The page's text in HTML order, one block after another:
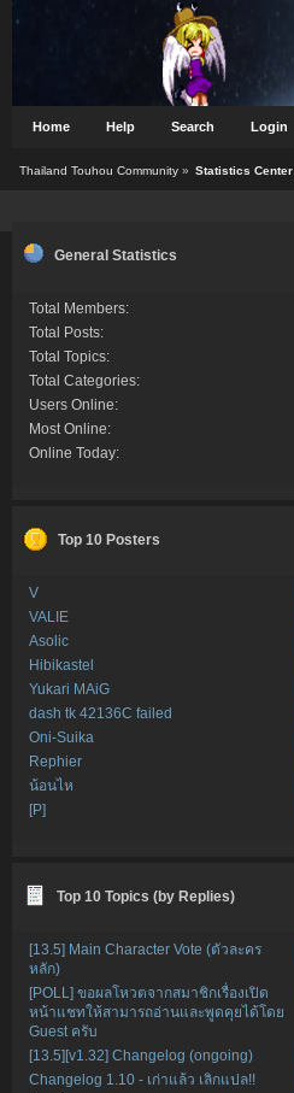
Home Help Search Login
Thailand Touhou Community» Statistics Center
General Statistics
Total Members:
Total Posts:
Total Topics:
Total Categories:
Users Online:
Most Online:
Online Today:
Top 10 Posters
V
VALIE
Asolic
Hibikastel
Yukari MAiG
dash tk 42136C failed
Oni-Suika
Rephier
น้อนไห
[P]
Top 10 Topics (by Replies)
[13.5] Main Character Vote (ตัวละคร
หลัก)
[POLL] ขอผลโหวตจากสมาชิกเรื่องเปิด
หน้าแชทให้สามารถอ่านและพูดคุยได้โดย
Guest ครับ
[13.5][v1.32] Changelog (ongoing)
Changelog 1.10 - เก่าแล้ว เลิกแปล!!